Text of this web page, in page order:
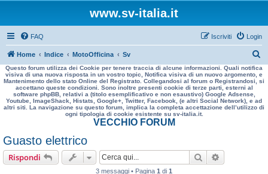
www.sv-italia.it
FAQ Login
Iscriviti
Home Indice MotoOfficina Sv
e
r
a
Questo forum utilizza dei Cookie per tenere traccia di alcune informazioni. Quali notifica
visiva di una nuova risposta in un vostro topic, Notifica visiva di un nuovo argomento, e
Mantenimento dello stato Online del Registrato. Collegandosi al forum o Registrandosi, si
accettano queste condizioni. Sono inoltre presenti cookie di terze parti, esterni al
software phpBB, relativi a (titolo esemplificativo e non esaustivo) Google Adsense,
Youtube, ImageShack, Histats, Google+, Twitter, Facebook, (e altri Social Network), e ad
altri siti. La navigazione su questo forum, implica la completa accettazione dell’utilizzo di
ogni tipologia di cookie esistente su sv-italia.it.
VECCHIO FORUM
Guasto elettrico
Rispondi Cerca
3 messaggi • Pagina 1 di 1